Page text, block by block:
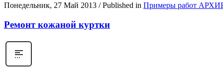
Понедельник, 27 Май 2013 / Published in Примеры работ
Ремонт кожаной куртки